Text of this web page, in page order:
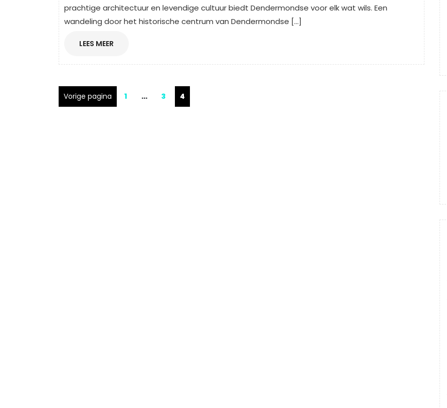
prachtige architectuur en levendige cultuur biedt Dendermondse voor elk wat wils. Een
wandeling door het historische centrum van Dendermondse […]
LEES MEER
Berichtnavigatie
Vorige pagina Pagina
1 … Pagina
3 Pagina
4